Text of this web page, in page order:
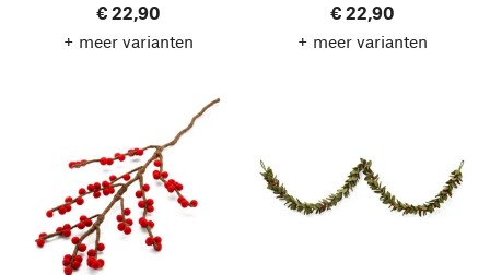
€ 22,90
+ meer varianten
€ 22,90
+ meer varianten